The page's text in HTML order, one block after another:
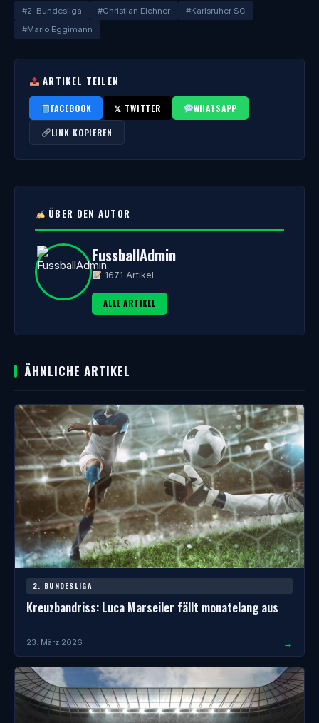
#2. Bundesliga #Christian Eichner
#Karlsruher SC
#Mario Eggimann
ARTIKEL TEILEN
FACEBOOK 𝕏 TWITTER
WHATSAPP
LINK KOPIEREN
ÜBER DEN AUTOR
FussballAdmin
1671 Artikel
ALLE ARTIKEL
ÄHNLICHE ARTIKEL
2. BUNDESLIGA
Kreuzbandriss: Luca Marseiler fällt monatelang aus
23. März 2026 →